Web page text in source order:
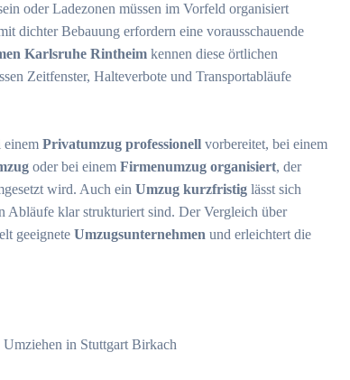
oder Ladezonen müssen im Vorfeld organisiert
dichter Bebauung erfordern eine vorausschauende
Karlsruhe Rintheim kennen diese örtlichen
Zeitfenster, Halteverbote und Transportabläufe
einem Privatumzug professionell vorbereitet, bei einem
oder bei einem Firmenumzug organisiert, der
wird. Auch ein Umzug kurzfristig lässt sich
Abläufe klar strukturiert sind. Der Vergleich über
geeignete Umzugsunternehmen und erleichtert die